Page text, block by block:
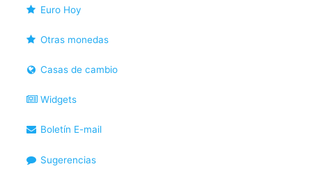
Euro Hoy
Otras monedas
Casas de cambio
Widgets
Boletín E-mail
Sugerencias